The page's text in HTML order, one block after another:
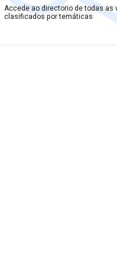
Accede ao directorio de todas
clasificados por temáticas